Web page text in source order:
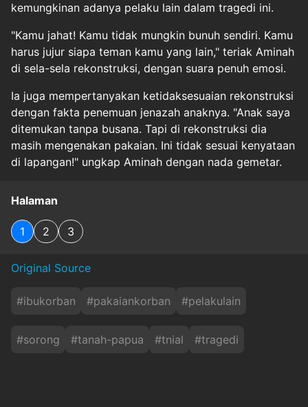
kemungkinan adanya pelaku lain dalam tragedi ini.
"Kamu jahat! Kamu tidak mungkin bunuh sendiri. Kamu
harus jujur siapa teman kamu yang lain," teriak Aminah
di sela-sela rekonstruksi, dengan suara penuh emosi.
Ia juga mempertanyakan ketidaksesuaian rekonstruksi
dengan fakta penemuan jenazah anaknya. "Anak saya
ditemukan tanpa busana. Tapi di rekonstruksi dia
masih mengenakan pakaian. Ini tidak sesuai kenyataan
di lapangan!" ungkap Aminah dengan nada gemetar.
Halaman
1 2 3
Original Source
#ibukorban #pakaiankorban #pelakulain
#sorong #tanah-papua #tnial #tragedi